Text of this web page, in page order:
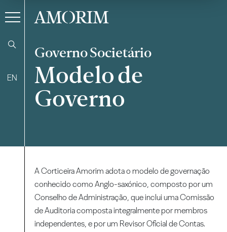
EN
AMORIM
Governo Societário
Modelo de
Governo
A Corticeira Amorim adota o modelo de governação
conhecido como Anglo-saxónico, composto por um
Conselho de Administração, que inclui uma Comissão
de Auditoria composta integralmente por membros
independentes, e por um Revisor Oficial de Contas.